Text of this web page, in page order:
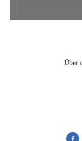
Über